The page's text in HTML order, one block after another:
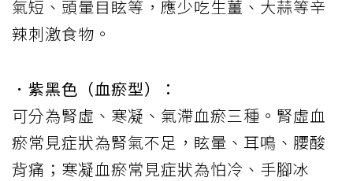
氣短、頭暈目眩等，應少吃生薑、大蒜等辛
辣刺激食物。
．紫黑色（血瘀型）：
可分為腎虛、寒凝、氣滯血瘀三種。腎虛血
瘀常見症狀為腎氣不足，眩暈、耳鳴、腰酸
背痛；寒凝血瘀常見症狀為怕冷、手腳冰